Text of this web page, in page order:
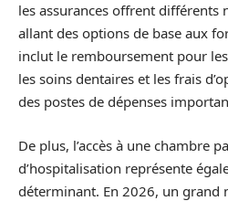
les assurances offrent différents
allant des options de base aux
inclut le remboursement pour
les soins dentaires et les frais
des postes de dépenses
De plus, l’accès à une chambre
d’hospitalisation représente
déterminant. En 2026, un grand